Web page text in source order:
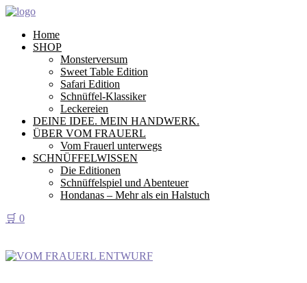
Home
SHOP
Monsterversum
Sweet Table Edition
Safari Edition
Schnüffel-Klassiker
Leckereien
DEINE IDEE. MEIN HANDWERK.
ÜBER VOM FRAUERL
Vom Frauerl unterwegs
SCHNÜFFELWISSEN
Die Editionen
Schnüffelspiel und Abenteuer
Hondanas – Mehr als ein Halstuch
🛒 0